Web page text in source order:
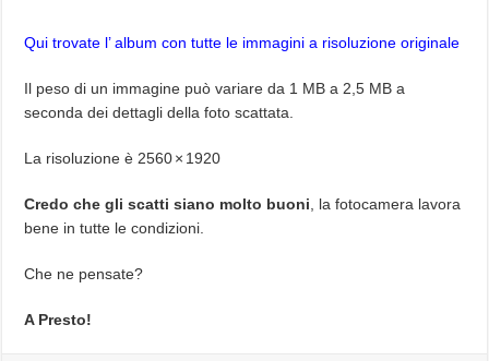
Qui trovate l’ album con tutte le immagini a risoluzione originale
Il peso di un immagine può variare da 1 MB a 2,5 MB a
seconda dei dettagli della foto scattata.
La risoluzione è 2560 × 1920
Credo che gli scatti siano molto buoni, la fotocamera lavora
bene in tutte le condizioni.
Che ne pensate?
A Presto!